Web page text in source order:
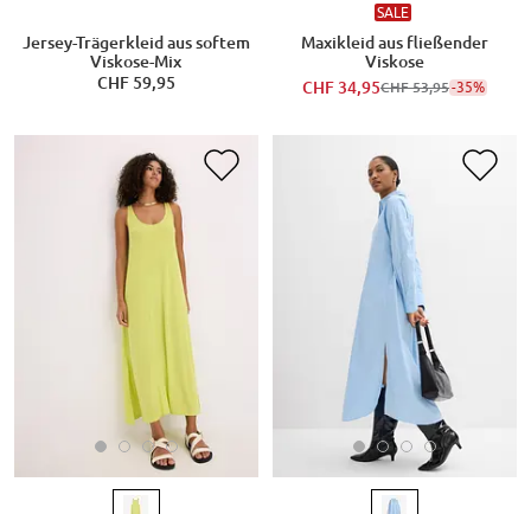
Jersey-Trägerkleid aus softem
Viskose-Mix
CHF 59,95
SALE
Maxikleid aus fließender
Viskose
CHF 34,95CHF 53,95-35%